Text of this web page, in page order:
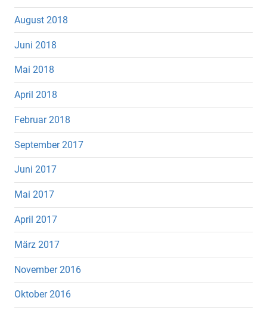
August 2018
Juni 2018
Mai 2018
April 2018
Februar 2018
September 2017
Juni 2017
Mai 2017
April 2017
März 2017
November 2016
Oktober 2016